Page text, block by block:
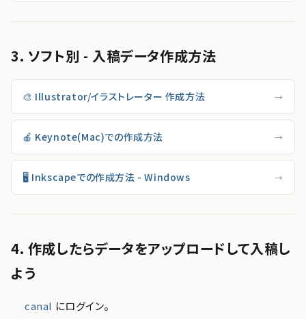
3. ソフト別 - 入稿データ作成方法
🎨 Illustrator/イラストレーター 作成方法 →
🍎 Keynote(Mac)での作成方法 →
🖥 Inkscapeでの作成方法 - Windows →
4. 作成したらデータをアップロードして入稿し
よう
canal にログイン。